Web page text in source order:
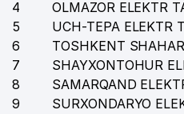
4
OLMAZOR ELEKTR
5
UCH-TEPA ELEKTR
6
TOSHKENT
7
SHAYXONTOHUR
8
SAMARQAND
9
SURXONDARYO